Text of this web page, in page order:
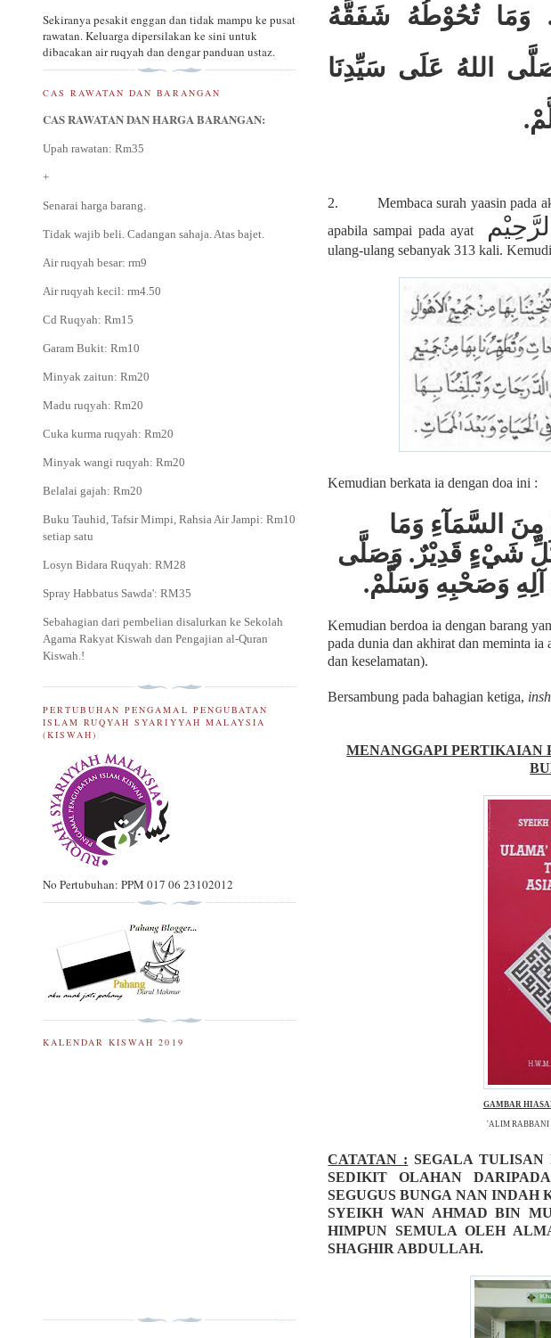
وَمَا تُحُوْطُهُ شَفَقَّهُ
اللهُ عَلَى سَيِّدِنَا
2.
Membaca surah yaasin pada
apabila sampai pada ayat
ulang-ulang sebanyak 313 kali.
Kemudian berkata ia dengan doa ini :
السَّمَآءِ وَمَا
شَيْءٍ قَدِيْرٌ. وَصَلَّى
آلِهِ وَصَحْبِهِ وَسَلَّمْ.
Kemudian berdoa ia dengan barang
pada dunia dan akhirat dan meminta ia
dan keselamatan).
Bersambung pada bahagian ketiga,
MENANGGAPI PERTIKAIAN
GAMBAR
'ALIM RABBANI
CATATAN : SEGALA
SEDIKIT OLAHAN
SEGUGUS BUNGA NAN
SYEIKH WAN AHMAD BIN
HIMPUN SEMULA OLEH
SHAGHIR ABDULLAH.
Sekiranya pesakit enggan dan tidak mampu ke pusat
rawatan. Keluarga dipersilakan ke sini untuk
dibacakan air ruqyah dan dengar panduan ustaz.
CAS RAWATAN DAN BARANGAN
CAS RAWATAN DAN HARGA BARANGAN:
Upah rawatan: Rm35
+
Senarai harga barang.
Tidak wajib beli. Cadangan sahaja. Atas bajet.
Air ruqyah besar: rm9
Air ruqyah kecil: rm4.50
Cd Ruqyah: Rm15
Garam Bukit: Rm10
Minyak zaitun: Rm20
Madu ruqyah: Rm20
Cuka kurma ruqyah: Rm20
Minyak wangi ruqyah: Rm20
Belalai gajah: Rm20
Buku Tauhid, Tafsir Mimpi, Rahsia Air Jampi: Rm10
setiap satu
Losyn Bidara Ruqyah: RM28
Spray Habbatus Sawda': RM35
Sebahagian dari pembelian disalurkan ke Sekolah
Agama Rakyat Kiswah dan Pengajian al-Quran
Kiswah.!
PERTUBUHAN PENGAMAL PENGUBATAN
ISLAM RUQYAH SYARIYYAH MALAYSIA
(KISWAH)
No Pertubuhan: PPM 017 06 23102012
KALENDAR KISWAH 2019